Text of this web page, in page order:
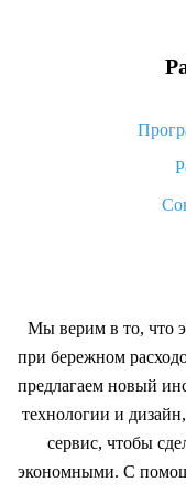
Мы верим в то, что
при бережном
предлагаем новый
технологии и
сервис, чтобы
экономными. С